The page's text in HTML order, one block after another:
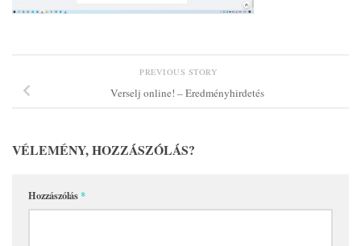
PREVIOUS STORY
Verselj online! – Eredményhirdetés
VÉLEMÉNY, HOZZÁSZÓLÁS?
Hozzászólás*